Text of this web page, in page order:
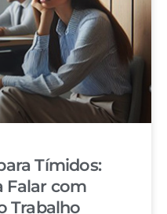
Tímidos:
Falar com
Trabalho